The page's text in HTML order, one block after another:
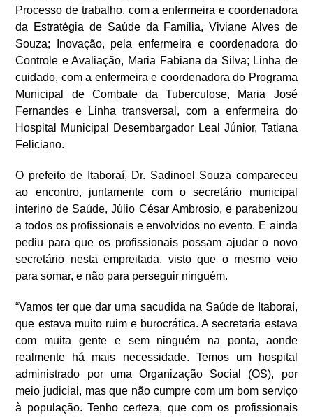
Processo de trabalho, com a enfermeira e coordenadora
da Estratégia de Saúde da Família, Viviane Alves de
Souza; Inovação, pela enfermeira e coordenadora do
Controle e Avaliação, Maria Fabiana da Silva; Linha de
cuidado, com a enfermeira e coordenadora do Programa
Municipal de Combate da Tuberculose, Maria José
Fernandes e Linha transversal, com a enfermeira do
Hospital Municipal Desembargador Leal Júnior, Tatiana
Feliciano.
O prefeito de Itaboraí, Dr. Sadinoel Souza compareceu
ao encontro, juntamente com o secretário municipal
interino de Saúde, Júlio César Ambrosio, e parabenizou
a todos os profissionais e envolvidos no evento. E ainda
pediu para que os profissionais possam ajudar o novo
secretário nesta empreitada, visto que o mesmo veio
para somar, e não para perseguir ninguém.
“Vamos ter que dar uma sacudida na Saúde de Itaboraí,
que estava muito ruim e burocrática. A secretaria estava
com muita gente e sem ninguém na ponta, aonde
realmente há mais necessidade. Temos um hospital
administrado por uma Organização Social (OS), por
meio judicial, mas que não cumpre com um bom serviço
à população. Tenho certeza, que com os profissionais